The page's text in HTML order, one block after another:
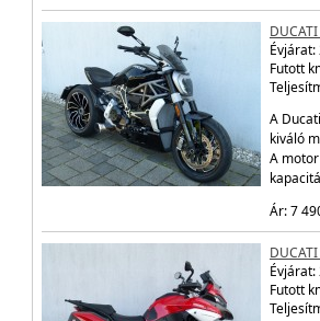
Évjárat:
Futott
A
kiváló
A
Ár: 7
Évjárat:
Futott